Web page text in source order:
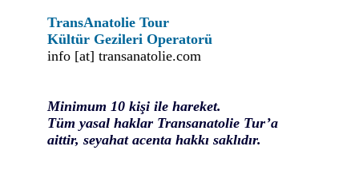
TransAnatolie Tour
Kültür Gezileri Operatorü
info [at] transanatolie.com
Minimum 10 kişi ile hareket.
Tüm yasal haklar Transanatolie Tur’a
aittir, seyahat acenta hakkı saklıdır.